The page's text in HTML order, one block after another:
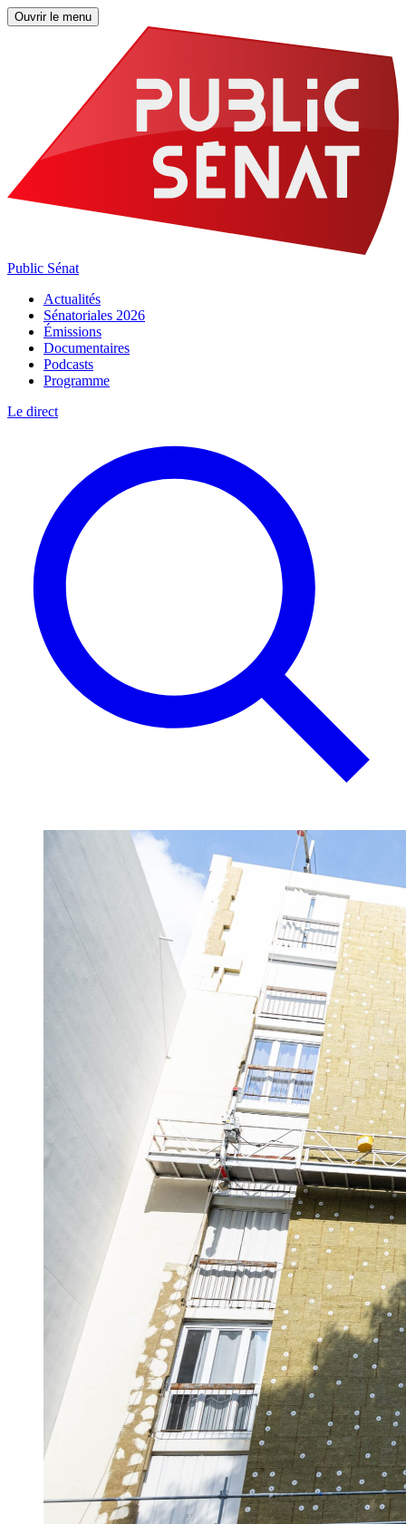
Ouvrir le menu
Public Sénat
Actualités
Sénatoriales 2026
Émissions
Documentaires
Podcasts
Programme
Le direct